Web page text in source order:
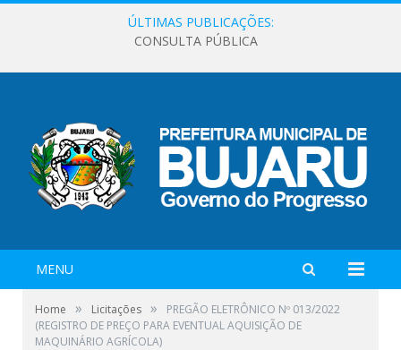
ÚLTIMAS PUBLICAÇÕES:
CONSULTA PÚBLICA
MENU
Home » Licitações »
PREGÃO ELETRÔNICO Nº 013/2022
(REGISTRO DE PREÇO PARA EVENTUAL AQUISIÇÃO DE
MAQUINÁRIO AGRÍCOLA)